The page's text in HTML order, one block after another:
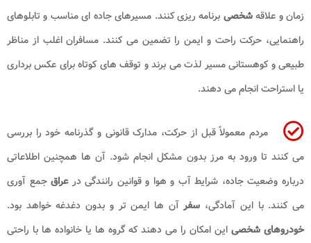
زمان و علاقهشخصی برنامه ریزی کنند. مسیرهای جاده ای مناسب و تابلوهای
راهنمایی، حرکت راحت و ایمن را تضمین می کنند. مسافران اغلب از مناظر
طبیعی و کوهستانی مسیر لذت می برند و توقف های کوتاه برای عکس برداری
یا استراحت انجام می دهند.
مردم معمولاً قبل از حرکت، مدارک قانونی و گذرنامه خود را بررسی
می کنند تا ورود به مرز بدون مشکل انجام شود. آن ها همچنین اطلاعاتی
درباره وضعیت جاده، شرایط آب و هوا و قوانین رانندگی درعراقجمع آوری
می کنند. با این آمادگی، سفرآن ها ایمن تر و بدون دغدغه خواهد بود.
خودروهای شخصی این امکان را می دهند که گروه ها یا خانواده ها با راحتی